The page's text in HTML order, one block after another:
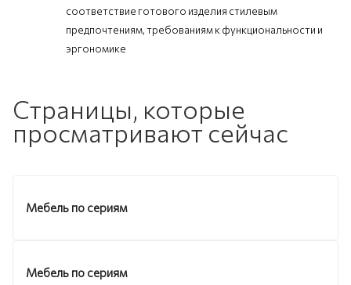
соответствие готового изделия стилевым
предпочтениям, требованиям к функциональности и
эргономике
Страницы, которые
просматривают сейчас
Мебель по сериям
Мебель по сериям